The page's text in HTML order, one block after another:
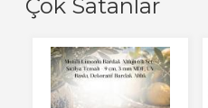
Çok Satanlar